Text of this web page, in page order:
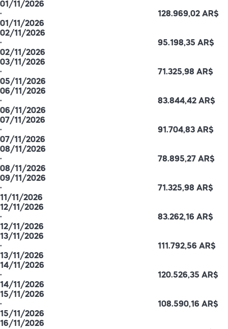
01/11/2026
·
01/11/2026
128.969,02 AR$
02/11/2026
·
02/11/2026
95.198,35 AR$
03/11/2026
·
05/11/2026
71.325,98 AR$
06/11/2026
·
06/11/2026
83.844,42 AR$
07/11/2026
·
07/11/2026
91.704,83 AR$
08/11/2026
·
08/11/2026
78.895,27 AR$
09/11/2026
·
11/11/2026
71.325,98 AR$
12/11/2026
·
12/11/2026
83.262,16 AR$
13/11/2026
·
13/11/2026
111.792,56 AR$
14/11/2026
·
14/11/2026
120.526,35 AR$
15/11/2026
·
15/11/2026
108.590,16 AR$
16/11/2026